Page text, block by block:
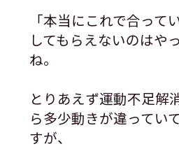
「本当にこれで合って
してもらえないのはや
ね。
とりあえず運動不足解
ら多少動きが違ってい
すが、